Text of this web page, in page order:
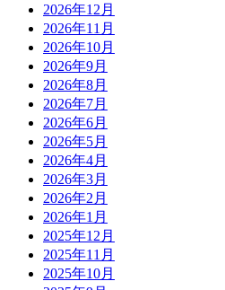
2026年12月
2026年11月
2026年10月
2026年9月
2026年8月
2026年7月
2026年6月
2026年5月
2026年4月
2026年3月
2026年2月
2026年1月
2025年12月
2025年11月
2025年10月